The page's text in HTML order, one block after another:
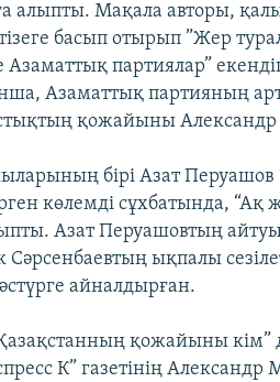
алыпты. Мақала авторы,
басып отырып ”Жер
партиялар”
Азаматтық партияның
қожайыны
бірі Азат Перуашов
көлемді сұхбатында,
Азат Перуашовтың
ықпалы
айналдырған.
қожайыны
К” газетінің Александр